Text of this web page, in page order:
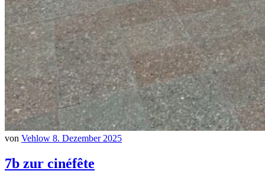
von Vehlow 8. Dezember 2025
7b zur cinéfête